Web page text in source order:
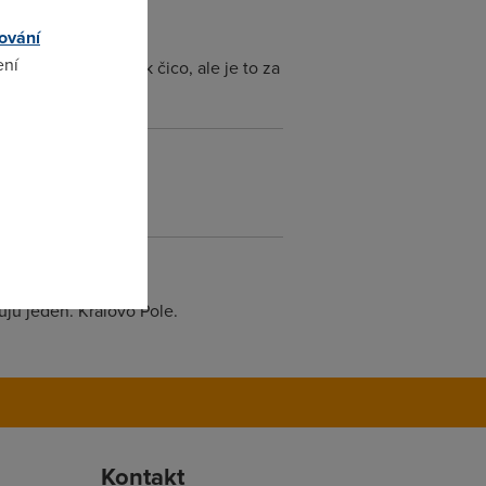
maj asi výpadek čico, ale je to za
jeden. Královo Pole.
Kontakt